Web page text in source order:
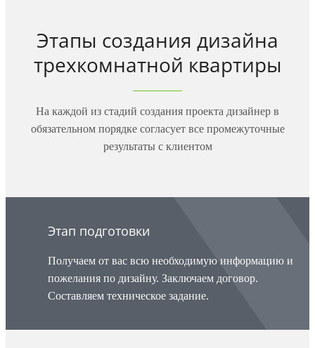
Этапы создания дизайна
трехкомнатной квартиры
На каждой из стадий создания проекта дизайнер в
обязательном порядке согласует все промежуточные
результаты с клиентом
Этап подготовки
Получаем от вас всю необходимую информацию и
пожелания по дизайну. Заключаем договор.
Составляем техническое задание.